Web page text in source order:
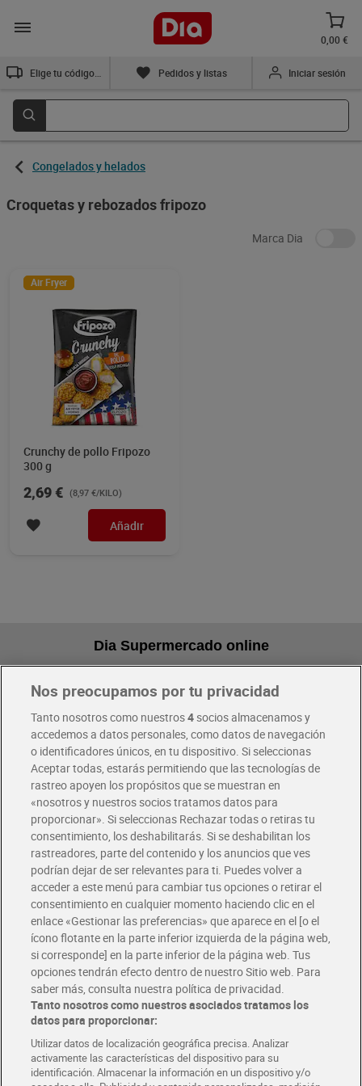
0,00 €
Pedidos y listas Iniciar sesión
Congelados y helados
Croquetas y rebozados fripozo
Marca Dia
Air Fryer
Crunchy de pollo Fripozo
300 g
2,69 € (8,97 €/KILO)
Añadir
Dia Supermercado online
Pide hoy, recibe hoy
Envío gratis por compras superiores a 100€
Envío estandar por 4,99€
Glovo y Uber Eats
Solicita tu factura de Glovo o Uber Eats
Únete al CLUB Dia
Disfruta las ventajas y ofertas exclusivas.
Descárgate la APP Dia
Folletos y Tiendas
Descubre las mejores ofertas y busca tu tienda más cercana
Tarjeta MaX Dia
Te devuelve hasta 8€/mes de tus compras.
¡Solicita tu tarjeta de crédito aquí!
COMER MEJOR CADA DIA
Nos preocupamos por tu privacidad
Tanto nosotros como nuestros4socios almacenamos y
accedemos a datos personales, como datos de navegación
o identificadores únicos, en tu dispositivo. Si seleccionas
Aceptar todas, estarás permitiendo que las tecnologías de
rastreo apoyen los propósitos que se muestran en
«nosotros y nuestros socios tratamos datos para
proporcionar». Si seleccionas Rechazar todas o retiras tu
consentimiento, los deshabilitarás. Si se deshabilitan los
rastreadores, parte del contenido y los anuncios que ves
podrían dejar de ser relevantes para ti. Puedes volver a
acceder a este menú para cambiar tus opciones o retirar el
consentimiento en cualquier momento haciendo clic en el
enlace «Gestionar las preferencias» que aparece en el [o el
ícono flotante en la parte inferior izquierda de la página web,
si corresponde] en la parte inferior de la página web. Tus
opciones tendrán efecto dentro de nuestro Sitio web. Para
saber más, consulta nuestra política de privacidad.
Tanto nosotros como nuestros asociados tratamos los
datos para proporcionar:
Utilizar datos de localización geográfica precisa. Analizar
activamente las características del dispositivo para su
identificación. Almacenar la información en un dispositivo y/o